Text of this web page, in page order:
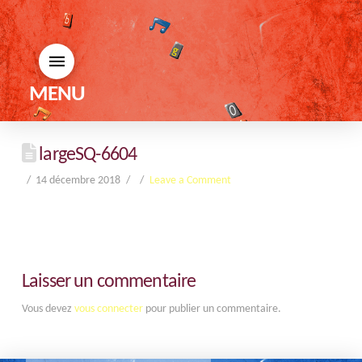
MENU
largeSQ-6604
14 décembre 2018 Leave a Comment
Laisser un commentaire
Vous devez vous connecterpour publier un commentaire.